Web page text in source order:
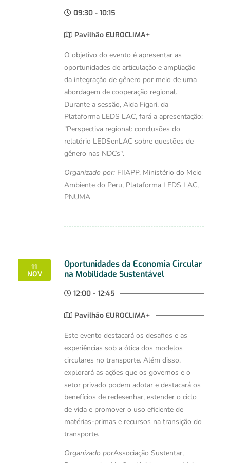
09:30 - 10:15
Pavilhão EUROCLIMA+
O objetivo do evento é apresentar as
oportunidades de articulação e ampliação
da integração de gênero por meio de uma
abordagem de cooperação regional.
Durante a sessão, Aida Figari, da
Plataforma LEDS LAC, fará a apresentação:
"Perspectiva regional: conclusões do
relatório LEDSenLAC sobre questões de
gênero nas NDCs".
Organizado por: FIIAPP, Ministério do Meio
Ambiente do Peru, Plataforma LEDS LAC,
PNUMA
11
NOV
Oportunidades da Economia Circular
na Mobilidade Sustentável
12:00 - 12:45
Pavilhão EUROCLIMA+
Este evento destacará os desafios e as
experiências sob a ótica dos modelos
circulares no transporte. Além disso,
explorará as ações que os governos e o
setor privado podem adotar e destacará os
benefícios de redesenhar, estender o ciclo
de vida e promover o uso eficiente de
matérias-primas e recursos na transição do
transporte.
Organizado porAssociação Sustentar,